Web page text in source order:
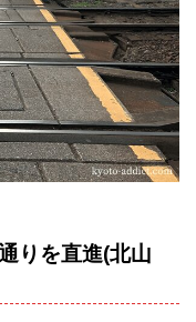
りを直進(北山